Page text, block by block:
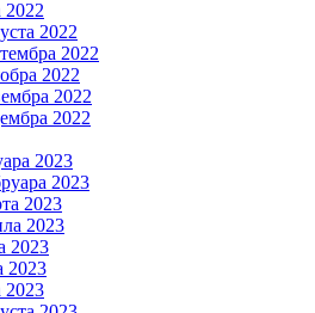
2022
2022
2022
2022
2022
2022
2023
2023
2023
2023
2023
2023
2023